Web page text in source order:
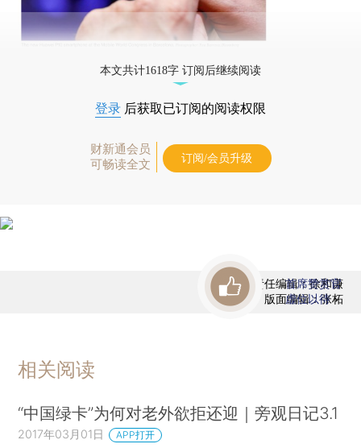
本文共计1618字 订阅后继续阅读
登录 后获取已订阅的阅读权限
财新通会员
可畅读全文
订阅/会员升级
责任编辑：徐和谦
版面编辑：张柘
首席赞赏官
虚位以待
相关阅读
“中国绿卡”为何对老外欲拒还迎｜旁观日记3.1
2017年03月01日 APP打开